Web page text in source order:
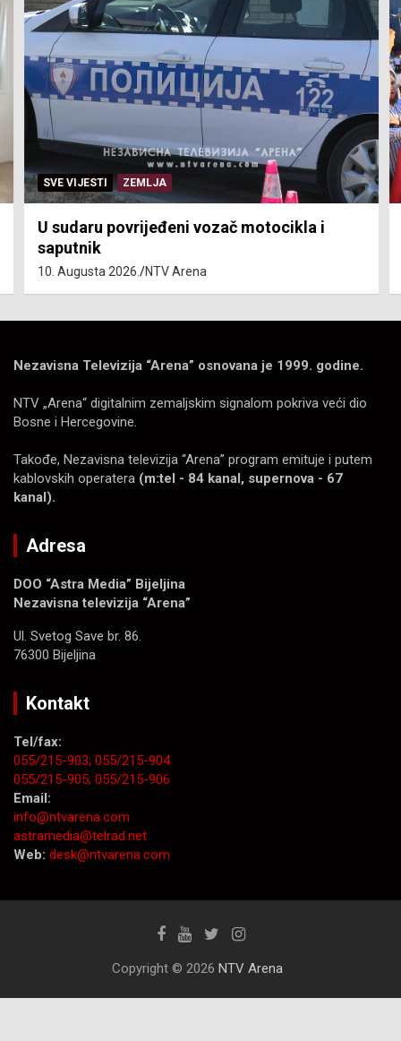
SVE VIJESTI ZEMLJA
U sudaru povrijeđeni vozač motocikla i
saputnik
10. Augusta 2026. NTV Arena
Nezavisna Televizija “Arena” osnovana je 1999. godine.
NTV „Arena“ digitalnim zemaljskim signalom pokriva veći dio
Bosne i Hercegovine.
Takođe, Nezavisna televizija “Arena” program emituje i putem
kablovskih operatera (m:tel - 84 kanal, supernova - 67
kanal).
Adresa
DOO “Astra Media” Bijeljina
Nezavisna televizija “Arena”
Ul. Svetog Save br. 86.
76300 Bijeljina
Kontakt
Tel/fax:
055/215-903; 055/215-904
055/215-905; 055/215-906
Email:
info@ntvarena.com
astramedia@telrad.net
Web: desk@ntvarena.com
Copyright © 2026 NTV Arena